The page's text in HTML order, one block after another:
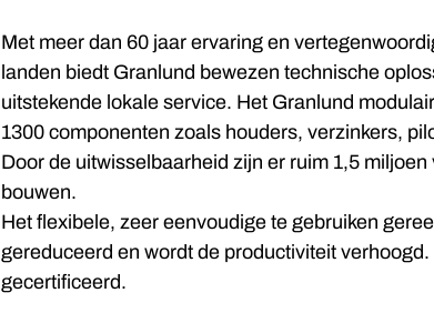
Met meer dan 60 jaar ervaring en
landen biedt Granlund bewezen technische
uitstekende lokale service. Het Granlund
1300 componenten zoals houders, verzinkers,
Door de uitwisselbaarheid zijn er ruim 1,5
bouwen.
Het flexibele, zeer eenvoudige te gebruiken
gereduceerd en wordt de productiviteit
gecertificeerd.